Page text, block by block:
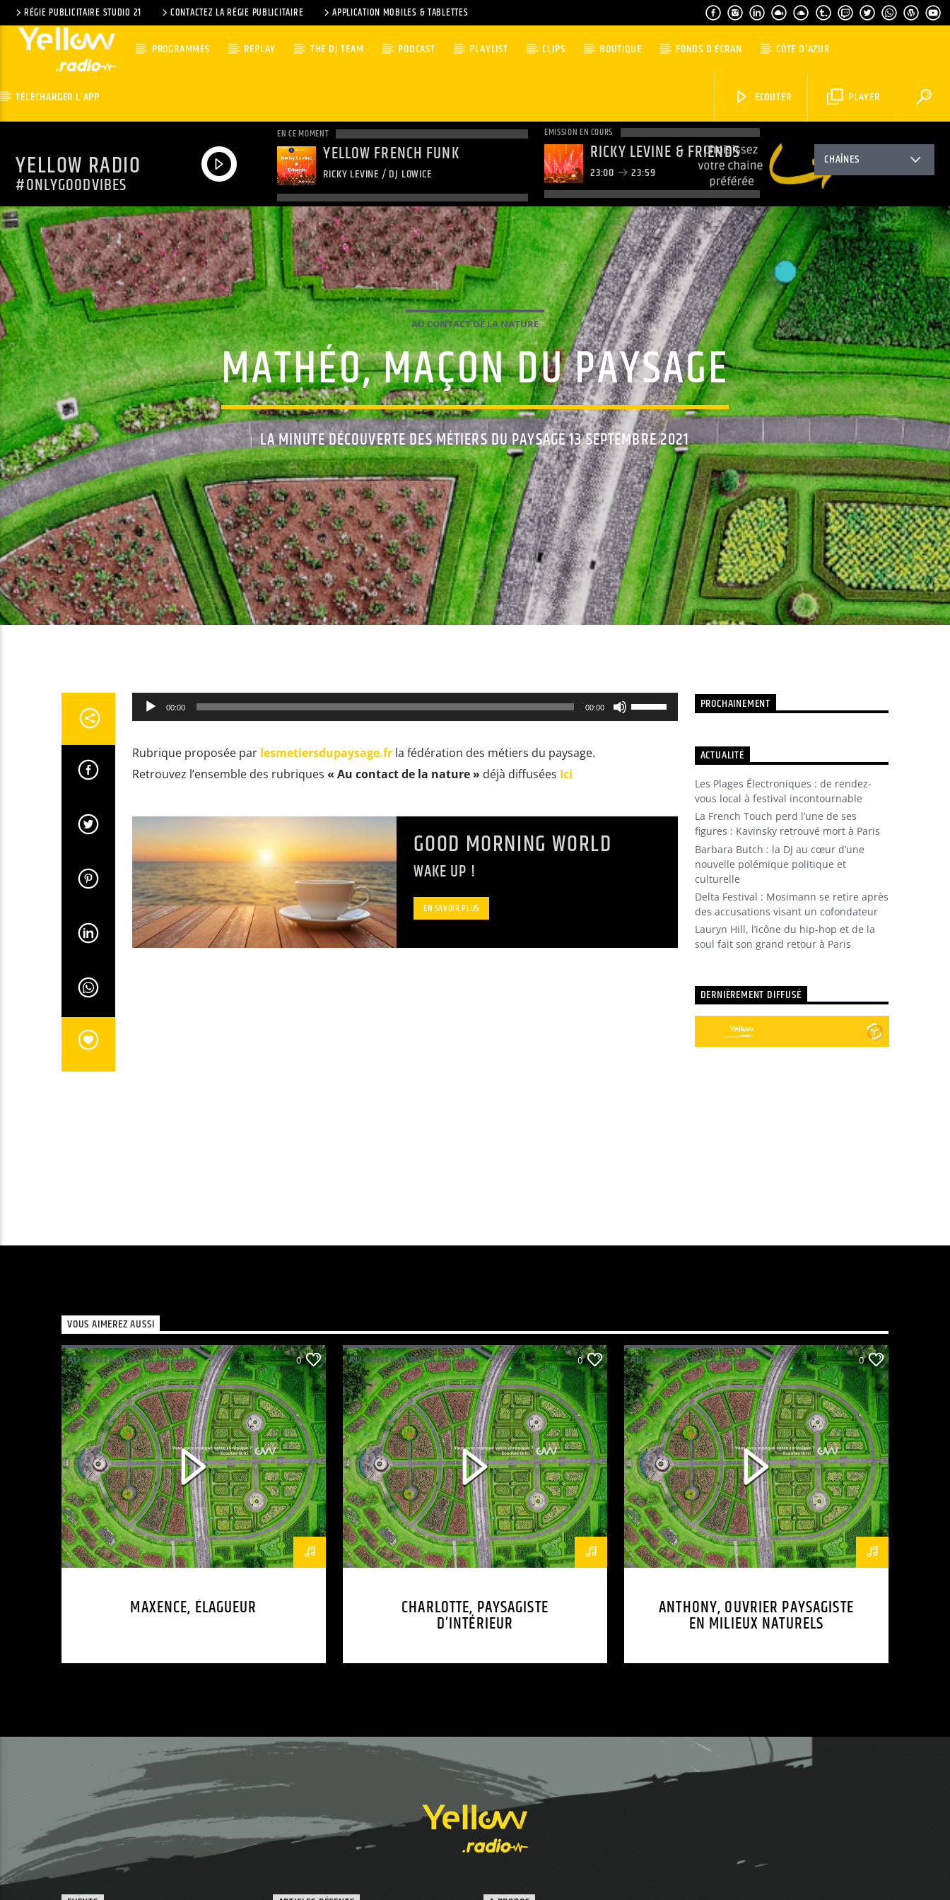
RÉGIE PUBLICITAIRE STUDIO 21 CONTACTEZ LA RÉGIE PUBLICITAIRE APPLICATION MOBILES & TABLETTES
PROGRAMMES REPLAY THE DJ TEAM PODCAST PLAYLIST CLIPS BOUTIQUE FONDS D’ÉCRAN CÔTE D’AZUR
TÉLÉCHARGER L’APP PLAYER
ECOUTER
YELLOW RADIO
#ONLYGOODVIBES
EN CE MOMENT
YELLOW FRENCH FUNK
RICKY LEVINE / DJ LOWICE
EMISSION EN COURS
RICKY LEVINE & FRIENDS
23:00 23:59
CHAÎNES
AU CONTACT DE LA NATURE
MATHÉO, MAÇON DU PAYSAGE
LA MINUTE DÉCOUVERTE DES MÉTIERS DU PAYSAGE 13 SEPTEMBRE 2021
Lecteur
audio
00:00 00:00
Utilisez
les
Rubrique proposée par lesmetiersdupaysage.frla fédération des métiers du paysage.
Retrouvez l’ensemble des rubriques « Au contact de la nature » déjà diffusées Ici
GOOD MORNING WORLD
WAKE UP !
EN SAVOIR PLUS
PROCHAINEMENT
ACTUALITÉ
Les Plages Électroniques : de rendez-
vous local à festival incontournable
La French Touch perd l’une de ses
figures : Kavinsky retrouvé mort à Paris
Barbara Butch : la DJ au cœur d’une
nouvelle polémique politique et
culturelle
Delta Festival : Mosimann se retire après
des accusations visant un cofondateur
Lauryn Hill, l’icône du hip-hop et de la
soul fait son grand retour à Paris
DERNIÈREMENT DIFFUSÉ
VOUS AIMEREZ AUSSI
AU CONTACT DE LA NATURE 0
MAXENCE, ÉLAGUEUR
AU CONTACT DE LA NATURE 0
CHARLOTTE, PAYSAGISTE
D’INTÉRIEUR
AU CONTACT DE LA NATURE 0
ANTHONY, OUVRIER PAYSAGISTE
EN MILIEUX NATURELS